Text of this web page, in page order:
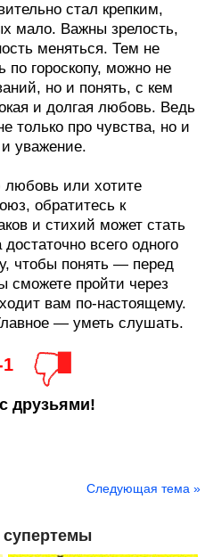
стал крепким,
мало. Важны зрелость,
меняться. Тем не
по гороскопу, можно не
но и понять, с кем
и долгая любовь. Ведь
только про чувства, но и
уважение.
или хотите
обратитесь к
и стихий может стать
всего одного
чтобы понять — перед
сможете пройти через
вам по-настоящему.
— уметь слушать.
1
друзьями!
Следующая тема »